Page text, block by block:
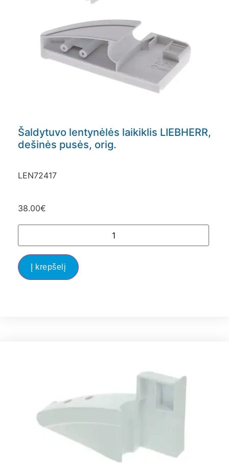
Šaldytuvo lentynėlės laikiklis LIEBHERR,
dešinės pusės, orig.
LEN72417
38.00€
Į krepšelį